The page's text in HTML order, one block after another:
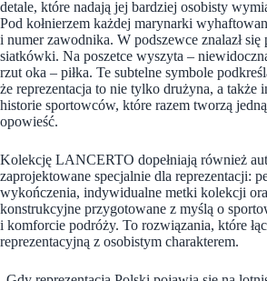
detale, które nadają jej bardziej osobisty
Pod kołnierzem każdej marynarki
i numer zawodnika. W podszewce znalazł
siatkówki. Na poszetce wyszyta –
rzut oka – piłka. Te subtelne symbole
że reprezentacja to nie tylko drużyna, a także
historie sportowców, które razem tworzą
opowieść.
Kolekcję LANCERTO dopełniają również
zaprojektowane specjalnie dla reprezentacji:
wykończenia, indywidualne metki kolekcji
konstrukcyjne przygotowane z myślą o
i komforcie podróży. To rozwiązania, które
reprezentacyjną z osobistym charakterem.